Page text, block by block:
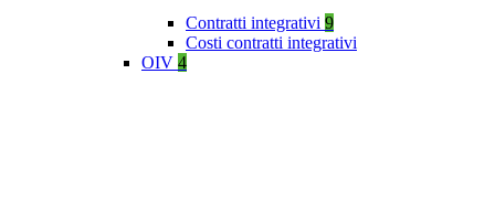
Contratti integrativi 9
Costi contratti integrativi
OIV 4